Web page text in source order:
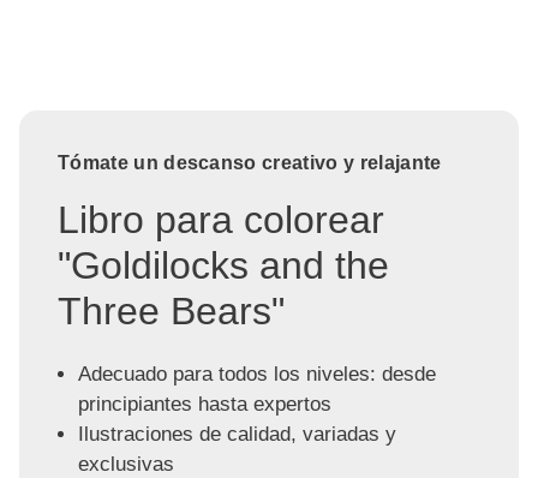
Tómate un descanso creativo y relajante
Libro para colorear
"Goldilocks and the
Three Bears"
Adecuado para todos los niveles: desde
principiantes hasta expertos
Ilustraciones de calidad, variadas y
exclusivas